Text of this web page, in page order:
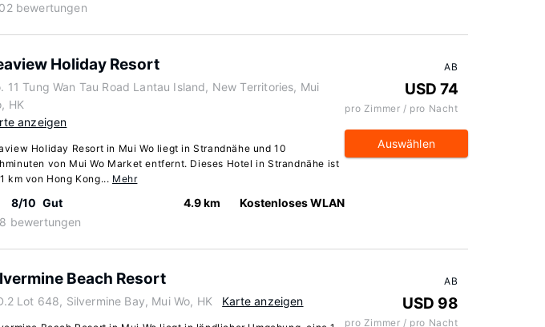
bewertungen
Holiday Resort
11 Tung Wan Tau Road Lantau Island, New Territories, Mui
HK
anzeigen
Holiday Resort in Mui Wo liegt in Strandnähe und 10
von Mui Wo Market entfernt. Dieses Hotel in Strandnähe ist
km von Hong Kong... Mehr
8/10 Gut
bewertungen
4.9 km Kostenloses WLAN
AB
USD 74
pro Zimmer / pro Nacht
Auswählen
Beach Resort
Lot 648, Silvermine Bay, Mui Wo, HK Karte anzeigen
AB
USD 98
pro Zimmer / pro Nacht